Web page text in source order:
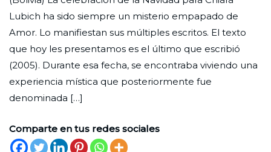
Nueva
de
noviembre
de
2022
de
Chiara
Lubich ha sido siempre un misterio empapado de
Amor. Lo manifiestan sus múltiples escritos. El texto
que hoy les presentamos es el último que escribió
(2005). Durante esa fecha, se encontraba viviendo una
experiencia mística que posteriormente fue
denominada […]
Comparte en tus redes sociales